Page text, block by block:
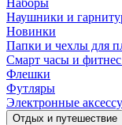
Наушники и
Новинки
Папки и чехлы для
Смарт часы и
Флешки
Футляры
Электронные
Отдых и путешествие